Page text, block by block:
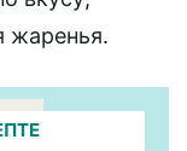
жаренья.